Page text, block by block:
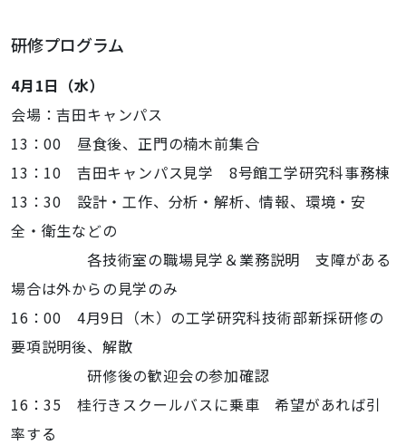
研修プログラム
4月1日（水）
会場：吉田キャンパス
13：00 昼食後、正門の楠木前集合
13：10 吉田キャンパス見学 8号館工学研究科事務棟
13：30 設計・工作、分析・解析、情報、環境・安
全・衛生などの
各技術室の職場見学＆業務説明 支障がある
場合は外からの見学のみ
16：00 4月9日（木）の工学研究科技術部新採研修の
要項説明後、解散
研修後の歓迎会の参加確認
16：35 桂行きスクールバスに乗車 希望があれば引
率する